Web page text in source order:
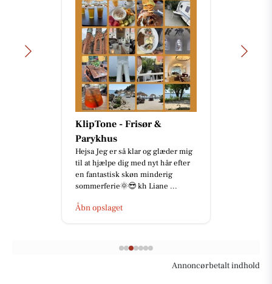
KlipTone - Frisør &
Parykhus
Hejsa Jeg er så klar og glæder mig
til at hjælpe dig med nyt hår efter
en fantastisk skøn minderig
sommerferie🌞😎 kh Liane ...
Åbn opslaget
Annoncørbetalt indhold